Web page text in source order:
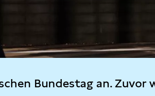
Bundestag an. Zuvor